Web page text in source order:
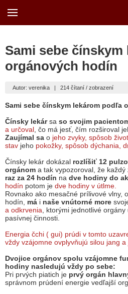
Sami sebe
orgánových hodín
Autor: verenika | 214 čítaní / zobrazení
Sami sebe čínskym lekárom podľa
Čínsky lekársa so svojim
a určoval , čo má jesť, čím rozširoval
Zaujímal sa o jeho zvyky, spôsob
stav jeho pokožky, spôsob dýchania,
Čínsky lekár dokázal rozlíšiť 12
orgánom a tak vypozoroval, že
raz za 24 hodín na dve hodiny do
hodín potom je dve hodiny v útlme.
Rovnako ako mesačné prílivové vlny,
hodín, má i naše vnútorné more
a odkrvenia , ktorými jednotlivé
pasívnej činnosti.
Energia čchi ( gui) prúdi v tomto
vždy vzájomne ovplyvňujú silou jang a
Dvojice orgánov spolu vzájomne
hodiny nasledujú vždy po sebe:
Pri prvých piatich je prvý orgán
správnom prúdení energie vedľajší